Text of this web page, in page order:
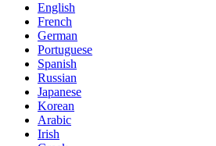
English
French
German
Portuguese
Spanish
Russian
Japanese
Korean
Arabic
Irish